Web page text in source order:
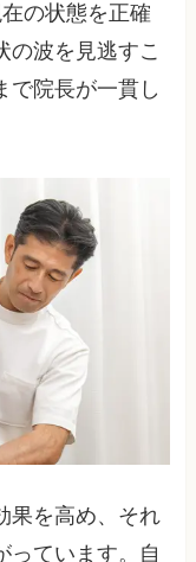
の状態を正確
の波を見逃すこ
で院長が一貫し
果を高め、それ
っています。自